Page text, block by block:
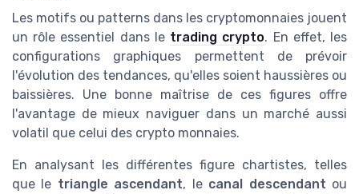
Les motifs ou patterns dans les cryptomonnaies jouent
un rôle essentiel dans le trading crypto. En effet, les
configurations graphiques permettent de prévoir
l'évolution des tendances, qu'elles soient haussières ou
baissières. Une bonne maîtrise de ces figures offre
l'avantage de mieux naviguer dans un marché aussi
volatil que celui des crypto monnaies.
En analysant les différentes figure chartistes, telles
que le triangle ascendant, le canal descendant ou